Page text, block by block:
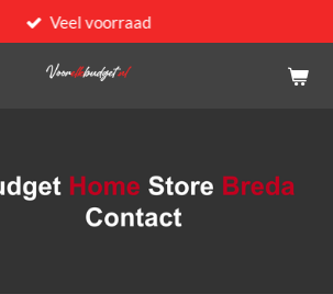
Veel voorraad